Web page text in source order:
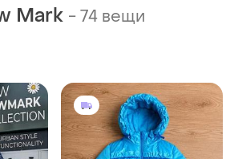
Mark -74 вещи